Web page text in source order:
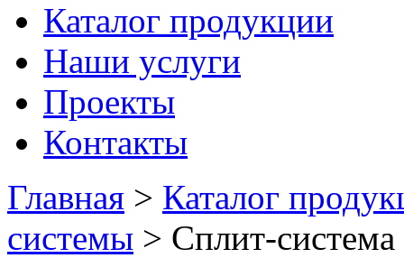
Каталог продукции
Наши услуги
Проекты
Контакты
Главная > Каталог
системы > Сплит-